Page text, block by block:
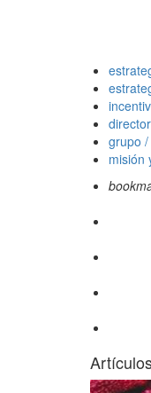
grupo
misión